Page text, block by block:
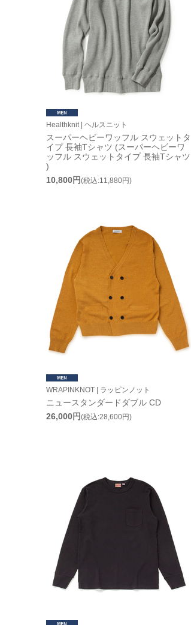
Healthknit | ヘルスニット
スーパーヘビーワッフル スウェットタ
イプ 長袖Tシャツ (スーパーヘビーワ
ッフル スウェットタイプ 長袖Tシャツ
)
10,800円(税込:11,880円)
WRAPINKNOT | ラッピンノット
ニュースタンダードダブル CD
26,000円(税込:28,600円)